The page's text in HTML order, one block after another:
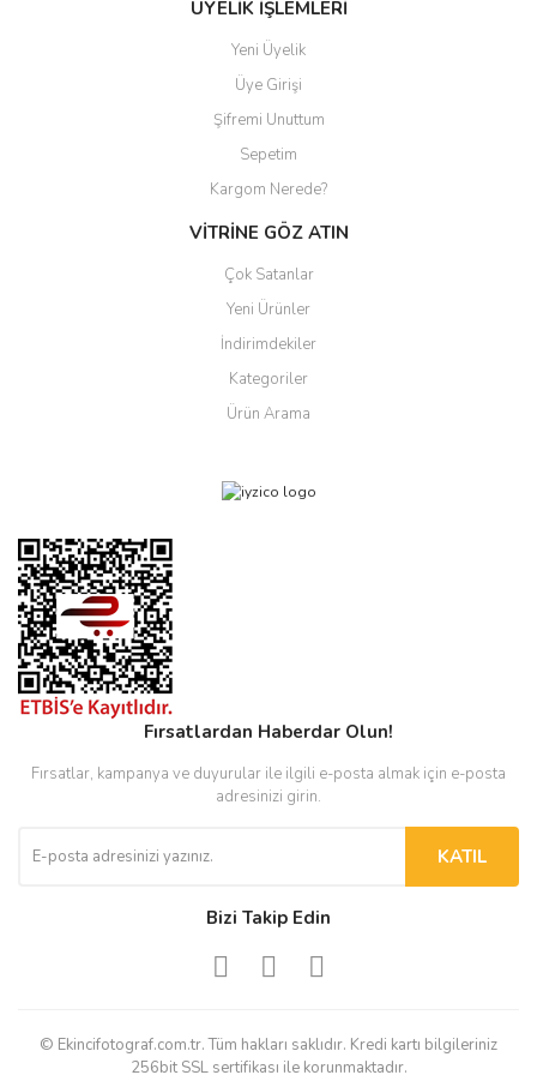
ÜYELİK İŞLEMLERİ
Yeni Üyelik
Üye Girişi
Şifremi Unuttum
Sepetim
Kargom Nerede?
VİTRİNE GÖZ ATIN
Çok Satanlar
Yeni Ürünler
İndirimdekiler
Kategoriler
Ürün Arama
Fırsatlardan Haberdar Olun!
Fırsatlar, kampanya ve duyurular ile ilgili e-posta almak için e-posta
adresinizi girin.
KATIL
Bizi Takip Edin
© Ekincifotograf.com.tr. Tüm hakları saklıdır. Kredi kartı bilgileriniz
256bit SSL sertifikası ile korunmaktadır.